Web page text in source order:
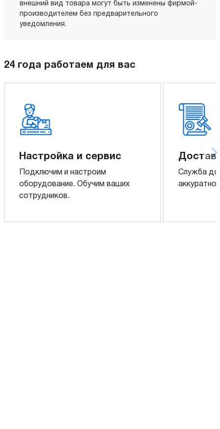
внешний вид товара могут быть изменены фирмой-
производителем без предварительного
уведомления.
24 года работаем для вас
Настройка и сервис
Подключим и настроим
оборудование. Обучим ваших
сотрудников.
Служба
аккуратно